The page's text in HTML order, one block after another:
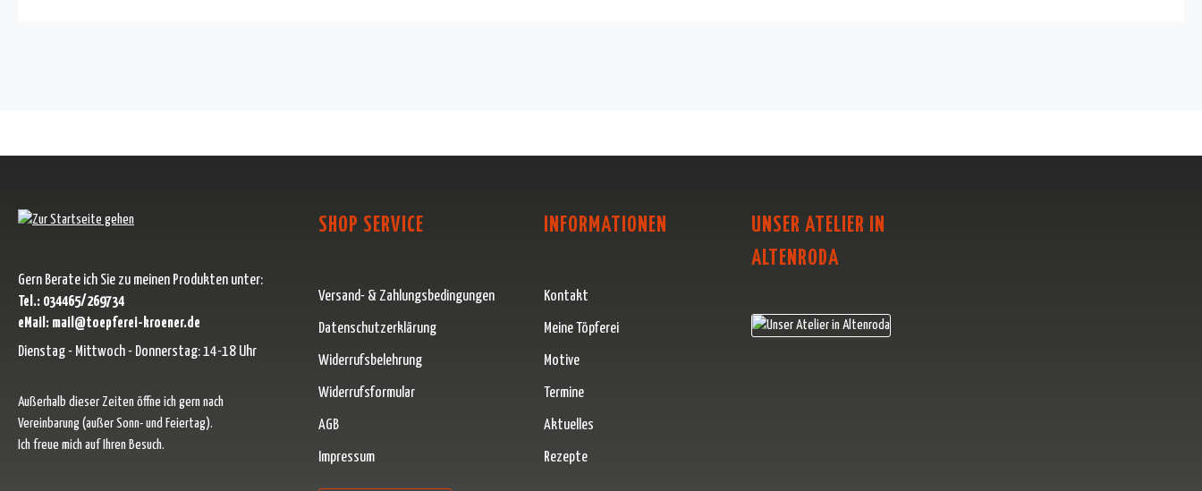
Gern Berate ich Sie zu meinen Produkten unter:
Tel.: 034465/269734
eMail: mail@toepferei-kroener.de
Dienstag - Mittwoch - Donnerstag: 14-18 Uhr
Außerhalb dieser Zeiten öffne ich gern nach
Vereinbarung (außer Sonn- und Feiertag).
Ich freue mich auf Ihren Besuch.
SHOP SERVICE
Versand- & Zahlungsbedingungen
Datenschutzerklärung
Widerrufsbelehrung
Widerrufsformular
AGB
Impressum
INFORMATIONEN
Kontakt
Meine Töpferei
Motive
Termine
Aktuelles
Rezepte
UNSER ATELIER IN
ALTENRODA